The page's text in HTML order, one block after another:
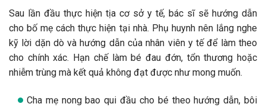
Sau lần đầu thực hiện tịa cơ sở y tế, bác sĩ sẽ hướng dẫn
cho bố mẹ cách thực hiện tại nhà. Phụ huynh nên lắng nghe
kỹ lời dặn dò và hướng dẫn của nhân viên y tế để làm theo
cho chính xác. Hạn chế làm bé đau đớn, tổn thương hoặc
nhiễm trùng mà kết quả không đạt được như mong muốn.
Cha mẹ nong bao qui đầu cho bé theo hướng dẫn, bôi